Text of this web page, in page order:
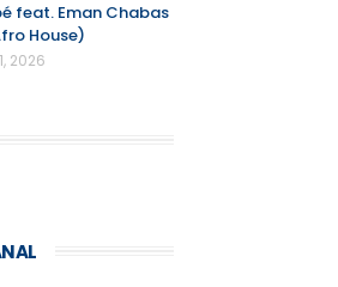
feat. Eman Chabas
House)
2026